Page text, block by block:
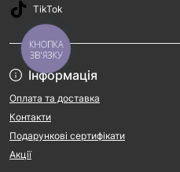
Інформація
Оплата та доставка
Контакти
Подарункові сертифікати
Акції
TikTok
КНОПКА
ЗВ'ЯЗКУ